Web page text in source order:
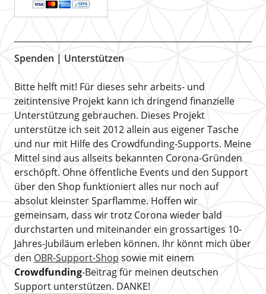
Spenden | Unterstützen
Bitte helft mit! Für dieses sehr arbeits- und
zeitintensive Projekt kann ich dringend finanzielle
Unterstützung gebrauchen. Dieses Projekt
unterstütze ich seit 2012 allein aus eigener Tasche
und nur mit Hilfe des Crowdfunding-Supports. Meine
Mittel sind aus allseits bekannten Corona-Gründen
erschöpft. Ohne öffentliche Events und den Support
über den Shop funktioniert alles nur noch auf
absolut kleinster Sparflamme. Hoffen wir
gemeinsam, dass wir trotz Corona wieder bald
durchstarten und miteinander ein grossartiges 10-
Jahres-Jubiläum erleben können. Ihr könnt mich über
den OBR-Support-Shop sowie mit einem
Crowdfunding-Beitrag für meinen deutschen
Support unterstützen. DANKE!